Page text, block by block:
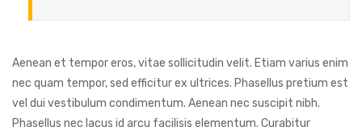
Aenean et tempor eros, vitae sollicitudin velit. Etiam varius enim
nec quam tempor, sed efficitur ex ultrices. Phasellus pretium est
vel dui vestibulum condimentum. Aenean nec suscipit nibh.
Phasellus nec lacus id arcu facilisis elementum. Curabitur